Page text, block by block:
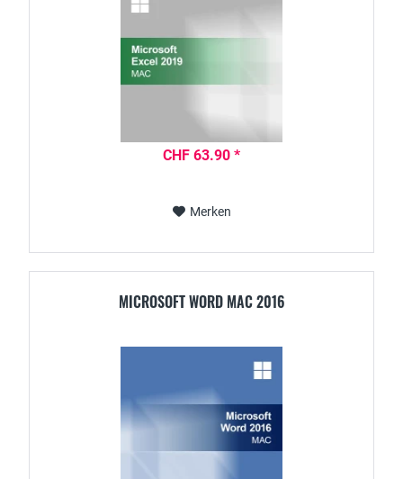
CHF 63.90 *
Merken
MICROSOFT WORD MAC 2016